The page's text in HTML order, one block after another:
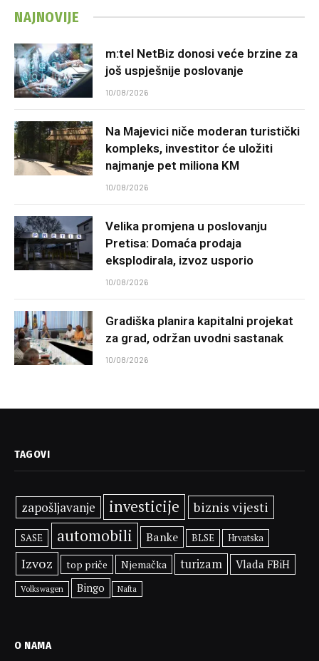
NAJNOVIJE
m:tel NetBiz donosi veće brzine za
još uspješnije poslovanje
10/08/2026
Na Majevici niče moderan turistički
kompleks, investitor će uložiti
najmanje pet miliona KM
10/08/2026
Velika promjena u poslovanju
Pretisa: Domaća prodaja
eksplodirala, izvoz usporio
10/08/2026
Gradiška planira kapitalni projekat
za grad, održan uvodni sastanak
10/08/2026
TAGOVI
zapošljavanje investicije biznis vijesti
SASE automobili Banke BLSE Hrvatska
Izvoz top priče Njemačka turizam Vlada FBiH
Volkswagen Bingo Nafta
O NAMA